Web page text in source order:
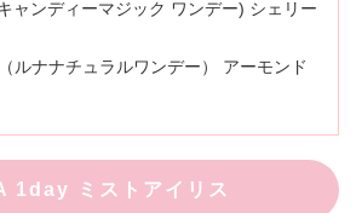
ャンディーマジック ワンデー) シェリー
ルナナチュラルワンデー） アーモンド
1day ミストアイリス